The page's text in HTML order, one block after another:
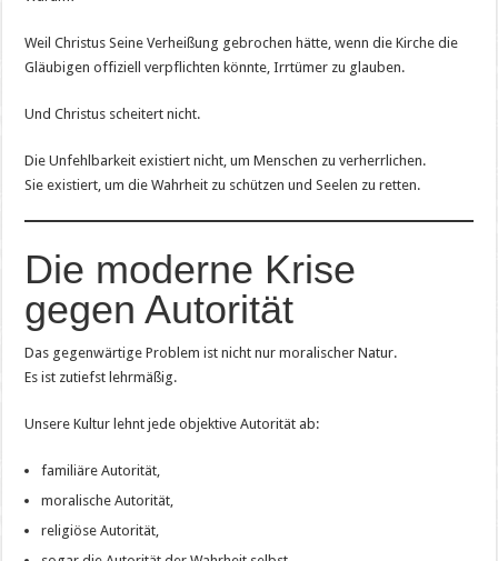
Weil Christus Seine Verheißung gebrochen hätte, wenn die Kirche die
Gläubigen offiziell verpflichten könnte, Irrtümer zu glauben.
Und Christus scheitert nicht.
Die Unfehlbarkeit existiert nicht, um Menschen zu verherrlichen.
Sie existiert, um die Wahrheit zu schützen und Seelen zu retten.
Die moderne Krise
gegen Autorität
Das gegenwärtige Problem ist nicht nur moralischer Natur.
Es ist zutiefst lehrmäßig.
Unsere Kultur lehnt jede objektive Autorität ab:
familiäre Autorität,
moralische Autorität,
religiöse Autorität,